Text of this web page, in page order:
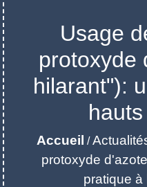
Usage
protoxyde
hilarant"):
Accueil /
protoxyde
pratique à